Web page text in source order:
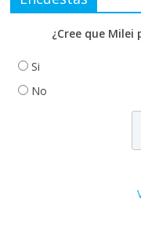
¿Cree que
Si
No